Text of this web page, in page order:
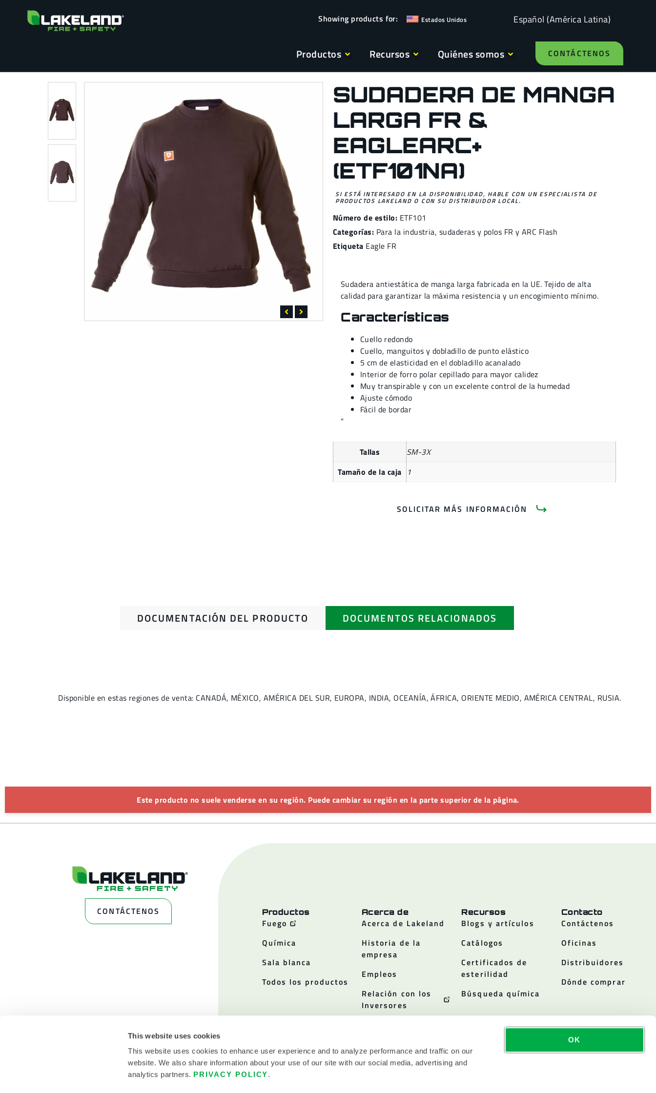
This website uses cookies
This website uses cookies to enhance user experience and to analyze performance and traffic on our
website. We also share information about your use of our site with our social media, advertising and
analytics partners. PRIVACY POLICY.
OK
Estados Unidos Español (América Latina)
Productos Recursos Quiénes somos CONTÁCTENOS
SUDADERA DE MANGA
LARGA FR &
EAGLEARC+
(ETF101NA)
SI ESTÁ INTERESADO EN LA DISPONIBILIDAD, HABLE CON UN ESPECIALISTA DE
PRODUCTOS LAKELAND O CON SU DISTRIBUIDOR LOCAL.
Número de estilo: ETF101
Categorías: Para la industria, sudaderas y polos FR y ARC Flash
Etiqueta Eagle FR
Sudadera antiestática de manga larga fabricada en la UE. Tejido de alta
calidad para garantizar la máxima resistencia y un encogimiento mínimo.
Características
Cuello redondo
Cuello, manguitos y dobladillo de punto elástico
5 cm de elasticidad en el dobladillo acanalado
Interior de forro polar cepillado para mayor calidez
Muy transpirable y con un excelente control de la humedad
Ajuste cómodo
Fácil de bordar
"
Tallas
SM-3X
Tamaño de la caja
1
SOLICITAR MÁS INFORMACIÓN
DOCUMENTACIÓN DEL PRODUCTO DOCUMENTOS RELACIONADOS
Disponible en estas regiones de venta: CANADÁ, MÉXICO, AMÉRICA DEL SUR, EUROPA, INDIA, OCEANÍA, ÁFRICA, ORIENTE MEDIO, AMÉRICA CENTRAL, RUSIA.
Este producto no suele venderse en su región. Puede cambiar su región en la parte superior de la página.
CONTÁCTENOS Productos
Fuego
Química
Sala blanca
Todos los productos
Acerca de
Acerca de Lakeland
Historia de la
empresa
Empleos
Relación con los
Inversores
Recursos
Blogs y artículos
Catálogos
Certificados de
esterilidad
Búsqueda química
Contacto
Contáctenos
Oficinas
Distribuidores
Dónde comprar